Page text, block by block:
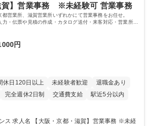
ョンをとりながら広報関連業務を行っておりま
賀】営業事務 ※未経験可 営業事務
都営業所、滋賀営業所いずれかにて営業事務をお任せ。
力・伝票や見積の作成・カタログ送付・来客対応・営業所内
をお任せ。
円
休日120日以上 未経験者歓迎
退職金あり
完全週休2日制 交通費支給
駅近5分以内
事務 ※未経